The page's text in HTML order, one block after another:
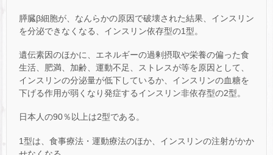
膵臓β細胞が、なんらかの原因で破壊された結果、インスリン
を分泌できなくなる、インスリン依存型の1型。
遺伝素因のほかに、エネルギーの過剰摂取や栄養の偏った食
生活、肥満、加齢、運動不足、ストレスが等を原因として、
インスリンの分泌量が低下しているか、インスリンの血糖を
下げる作用が弱くなり発症するインスリン非依存型の2型。
日本人の90％以上は2型である。
1型は、食事療法・運動療法のほか、インスリンの注射がかか